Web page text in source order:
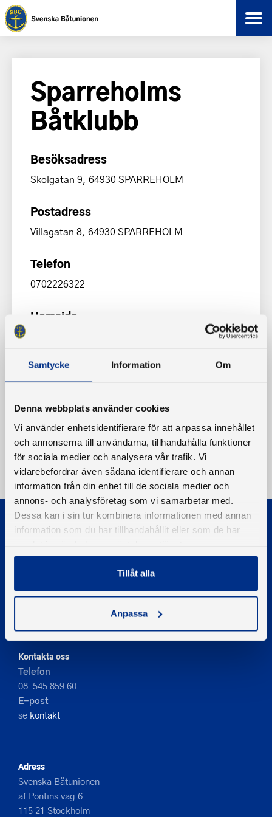
Samtycke Information Om
Denna webbplats använder cookies
Vi använder enhetsidentifierare för att anpassa innehållet
och annonserna till användarna, tillhandahålla funktioner
för sociala medier och analysera vår trafik. Vi
vidarebefordrar även sådana identifierare och annan
information från din enhet till de sociala medier och
annons- och analysföretag som vi samarbetar med.
Dessa kan i sin tur kombinera informationen med annan
information som du har tillhandahållit eller som de har
Tillåt alla
Anpassa
Sparreholms
Båtklubb
Besöksadress
Skolgatan 9, 64930 SPARREHOLM
Postadress
Villagatan 8, 64930 SPARREHOLM
Telefon
0702226322
Hemsida
Information om cookies
Kontakta oss
Telefon
08-545 859 60
E-post
se kontakt
Adress
Svenska Båtunionen
af Pontins väg 6
115 21 Stockholm